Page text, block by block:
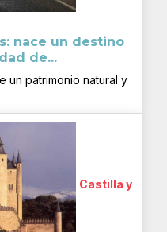
nace un destino
de...
un patrimonio natural y
Castilla y